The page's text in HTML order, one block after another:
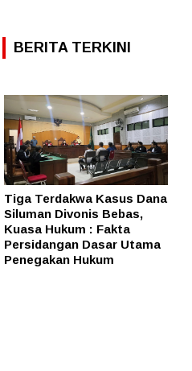
BERITA TERKINI
Tiga Terdakwa Kasus Dana
Siluman Divonis Bebas,
Kuasa Hukum : Fakta
Persidangan Dasar Utama
Penegakan Hukum